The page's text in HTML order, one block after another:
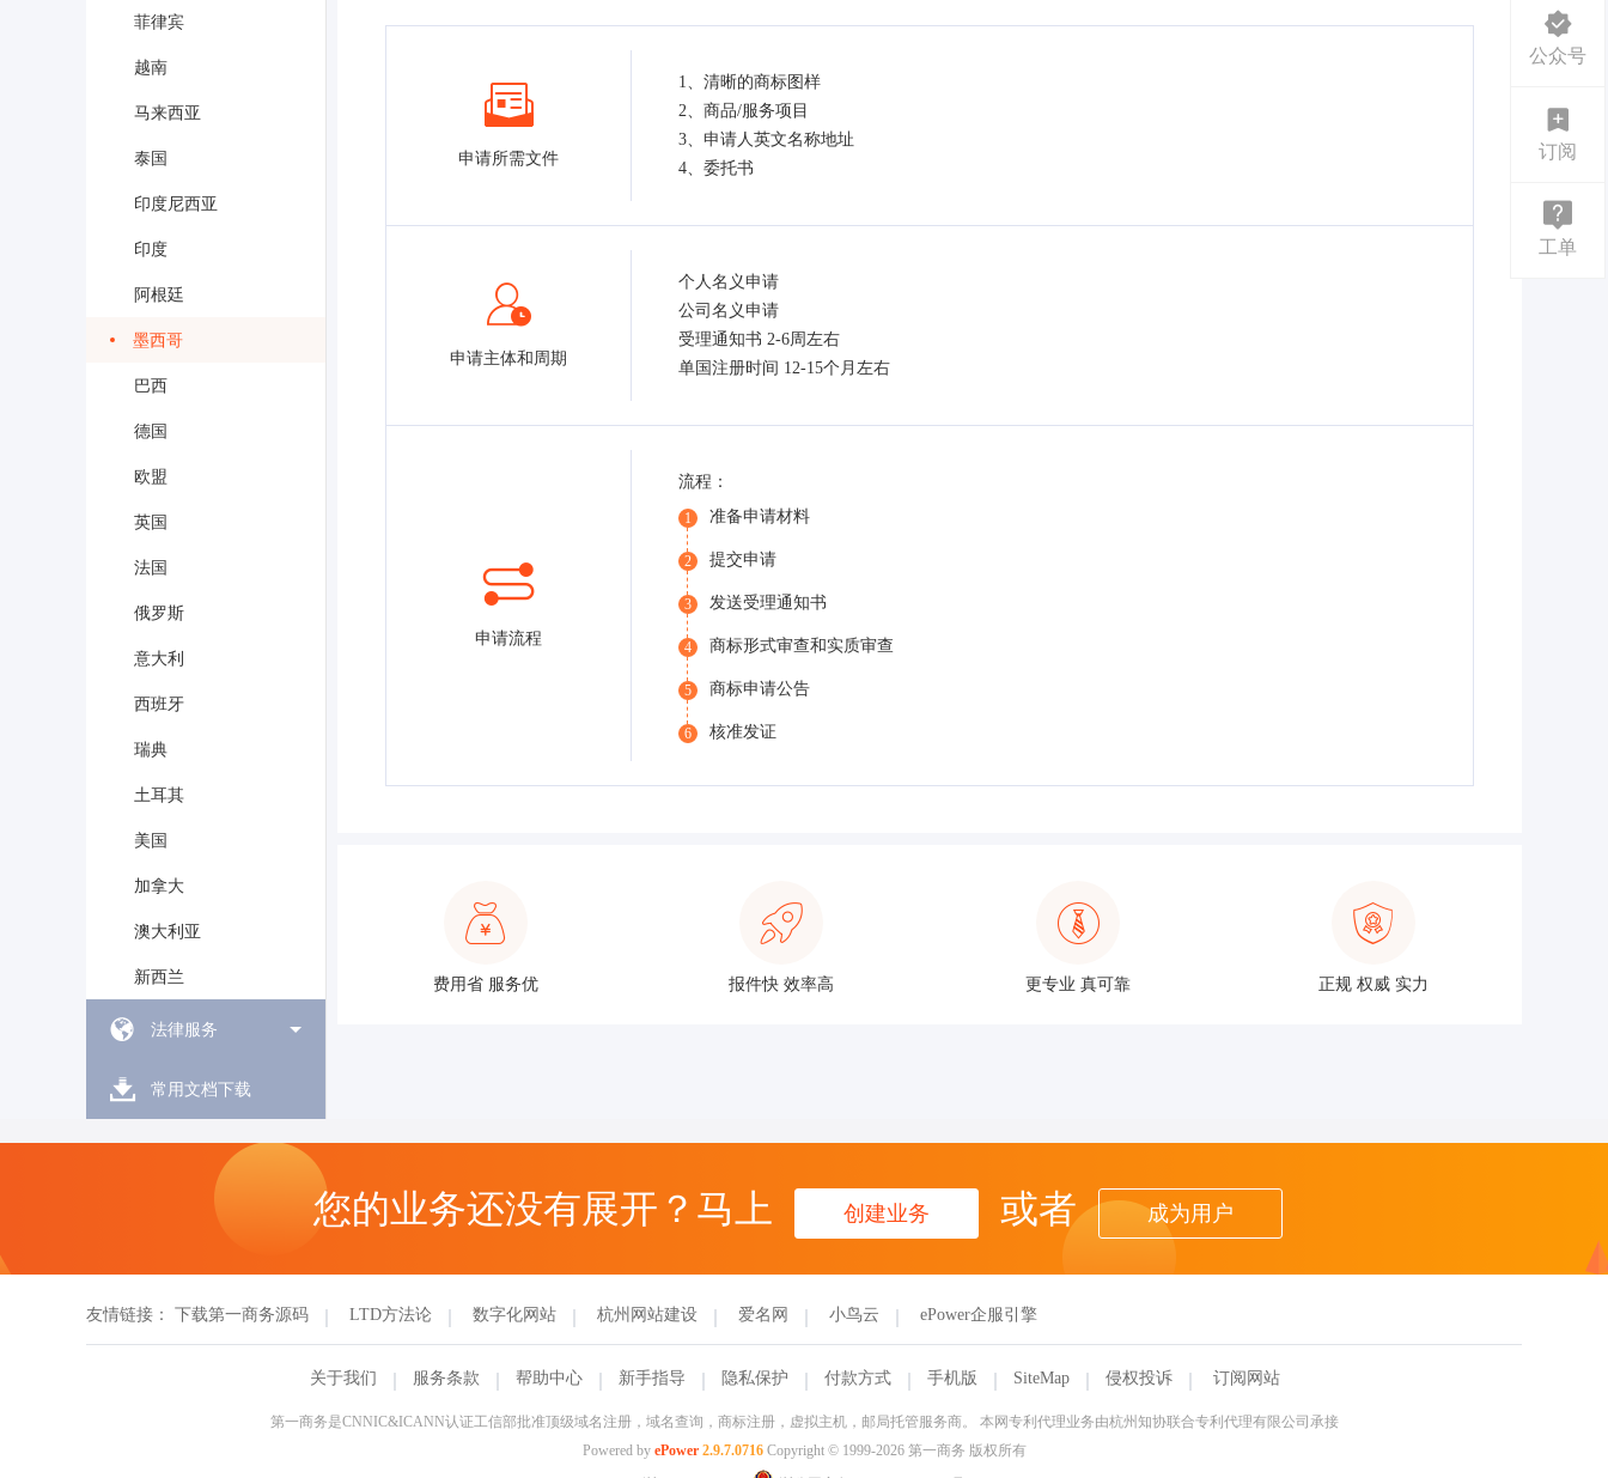
菲律宾
越南
马来西亚
泰国
印度尼西亚
印度
阿根廷
墨西哥
巴西
德国
欧盟
英国
法国
俄罗斯
意大利
西班牙
瑞典
土耳其
美国
加拿大
澳大利亚
新西兰
法律服务
常用文档下载
申请所需文件
1、清晰的商标图样
2、商品/服务项目
3、申请人英文名称地址
4、委托书
申请主体和周期
个人名义申请
公司名义申请
受理通知书 2-6周左右
单国注册时间 12-15个月左右
申请流程
流程：
1 准备申请材料
2 提交申请
3 发送受理通知书
4 商标形式审查和实质审查
5 商标申请公告
6 核准发证
费用省 服务优 报件快 效率高 更专业 真可靠 正规 权威 实力
您的业务还没有展开？马上 创建业务 或者 成为用户
友情链接： 下载第一商务源码 LTD方法论 数字化网站 杭州网站建设 爱名网 小鸟云 ePower企服引擎
关于我们 服务条款 帮助中心 新手指导 隐私保护 付款方式 手机版 SiteMap 侵权投诉 订阅网站
第一商务是CNNIC&ICANN认证工信部批准顶级域名注册，域名查询，商标注册，虚拟主机，邮局托管服务商。 本网专利代理业务由杭州知协联合专利代理有限公司承接
Powered by ePower 2.9.7.0716 Copyright © 1999-2026 第一商务 版权所有
公众号
订阅
工单